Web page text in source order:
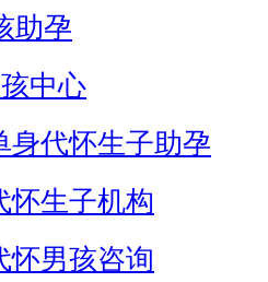
助孕
中心
身代怀生子助孕
怀生子机构
怀男孩咨询